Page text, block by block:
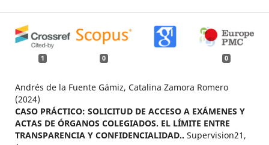
1 0 0
Andrés de la Fuente Gámiz, Catalina Zamora Romero
(2024)
CASO PRÁCTICO: SOLICITUD DE ACCESO A EXÁMENES Y
ACTAS DE ÓRGANOS COLEGIADOS. EL LÍMITE ENTRE
TRANSPARENCIA Y CONFIDENCIALIDAD.. Supervision21,